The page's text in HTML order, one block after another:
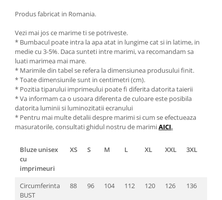
Produs fabricat in Romania.
Vezi mai jos ce marime ti se potriveste.
* Bumbacul poate intra la apa atat in lungime cat si in latime, in
medie cu 3-5%. Daca sunteti intre marimi, va recomandam sa
luati marimea mai mare.
* Marimile din tabel se refera la dimensiunea produsului finit.
* Toate dimensiunile sunt in centimetri (cm).
* Pozitia tiparului imprimeului poate fi diferita datorita taierii
* Va informam ca o usoara diferenta de culoare este posibila
datorita luminii si luminozitatii ecranului
* Pentru mai multe detalii despre marimi si cum se efectueaza
masuratorile, consultati ghidul nostru de marimiAICI.
Bluze unisex
cu
imprimeuri
XS S M L XL XXL 3XL
Circumferinta
BUST
88 96 104 112 120 126 136